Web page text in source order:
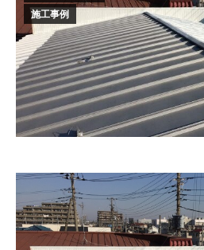
施工事例